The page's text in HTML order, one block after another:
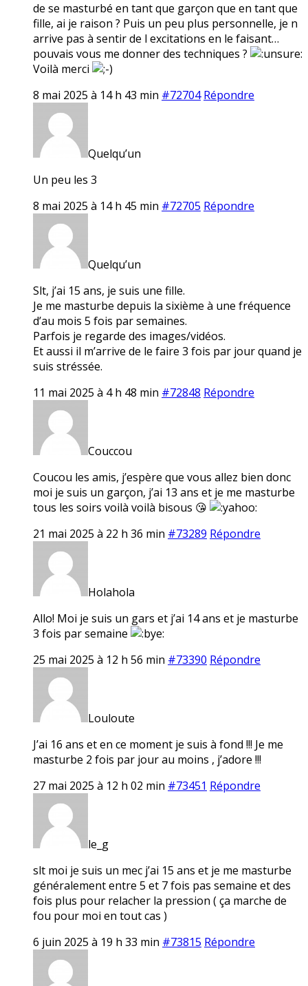
de se masturbé en tant que garçon que en tant que
fille, ai je raison ? Puis un peu plus personnelle, je n
arrive pas à sentir de l excitations en le faisant…
pouvais vous me donner des techniques ?
Voilà merci
8 mai 2025 à 14 h 43 min #72704 Répondre
Quelqu’un
Un peu les 3
8 mai 2025 à 14 h 45 min #72705 Répondre
Quelqu’un
Slt, j’ai 15 ans, je suis une fille.
Je me masturbe depuis la sixième à une fréquence
d’au mois 5 fois par semaines.
Parfois je regarde des images/vidéos.
Et aussi il m’arrive de le faire 3 fois par jour quand je
suis stréssée.
11 mai 2025 à 4 h 48 min #72848 Répondre
Couccou
Coucou les amis, j’espère que vous allez bien donc
moi je suis un garçon, j’ai 13 ans et je me masturbe
tous les soirs voilà voilà bisous 😘
21 mai 2025 à 22 h 36 min #73289 Répondre
Holahola
Allo! Moi je suis un gars et j’ai 14 ans et je masturbe
3 fois par semaine
25 mai 2025 à 12 h 56 min #73390 Répondre
Louloute
J’ai 16 ans et en ce moment je suis à fond !!! Je me
masturbe 2 fois par jour au moins , j’adore !!!
27 mai 2025 à 12 h 02 min #73451 Répondre
le_g
slt moi je suis un mec j’ai 15 ans et je me masturbe
généralement entre 5 et 7 fois pas semaine et des
fois plus pour relacher la pression ( ça marche de
fou pour moi en tout cas )
6 juin 2025 à 19 h 33 min #73815 Répondre